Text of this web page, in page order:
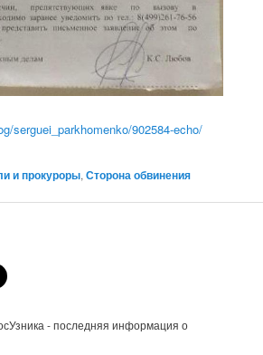
serguei_parkhomenko/902584-echo/
и прокуроры,Сторона обвинения
- последняя информация о